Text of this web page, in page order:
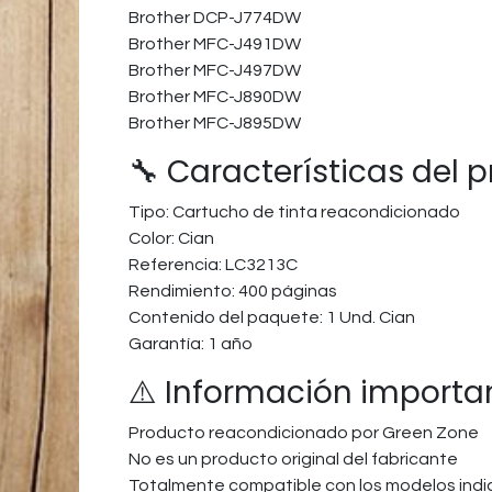
Brother DCP-J774DW
Brother MFC-J491DW
Brother MFC-J497DW
Brother MFC-J890DW
Brother MFC-J895DW
🔧 Características del
Tipo: Cartucho de tinta reacondicionado
Color: Cian
Referencia: LC3213C
Rendimiento: 400 páginas
Contenido del paquete: 1 Und. Cian
Garantía: 1 año
⚠️ Información
Producto reacondicionado por Green Zone
No es un producto original del fabricante
Totalmente compatible con los modelos